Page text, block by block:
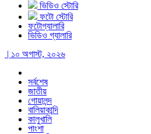
ভিডিও স্টোরি
ফটো স্টোরি
ফটোগ্যালারি
ভিডিও গ্যালারি
| ১০ অগাস্ট, ২০২৬
সর্বশেষ
জাতীয়
গোয়ালন্দ
বালিয়াকান্দি
কালুখালি
পাংশা